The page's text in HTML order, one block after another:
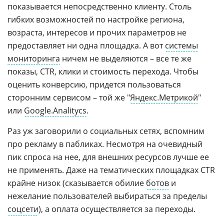
показывается непосредственно клиенту. Столь
гибких возможностей по настройке региона,
возраста, интересов и прочих параметров не
предоставляет ни одна площадка. А вотсистемы
мониторинга ничем не выделяются – все те же
показы, CTR, клики и стоимость перехода. Чтобы
оценить конверсию, придется пользоваться
сторонним сервисом – той же "Яндекс.Метрикой"
или Google.Analitycs.
Раз уж заговорили о социальных сетях, вспомним
про рекламу в пабликах. Несмотря на очевидный
пик спроса на нее, для внешних ресурсов лучше ее
не применять. Даже на тематических площадках CTR
крайне низок (сказывается обилие ботов и
нежелание пользователей выбираться за пределы
соцсети), а оплата осуществляется за переходы.